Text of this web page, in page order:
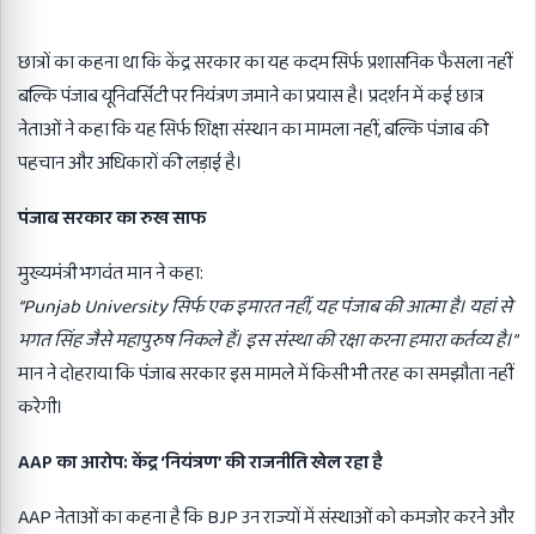
छात्रों का कहना था कि केंद्र सरकार का यह कदम सिर्फ प्रशासनिक फैसला नहीं
बल्कि पंजाब यूनिवर्सिटी पर नियंत्रण जमाने का प्रयास है। प्रदर्शन में कई छात्र
नेताओं ने कहा कि यह सिर्फ शिक्षा संस्थान का मामला नहीं, बल्कि पंजाब की
पहचान और अधिकारों की लड़ाई है।
पंजाब सरकार का रुख साफ
मुख्यमंत्री भगवंत मान ने कहा:
“Punjab Universityसिर्फ एक इमारत नहीं,यह पंजाब की आत्मा है। यहां से
भगत सिंह जैसे महापुरुष निकले हैं। इस संस्था की रक्षा करना हमारा कर्तव्य है।”
मान ने दोहराया कि पंजाब सरकार इस मामले में किसी भी तरह का समझौता नहीं
करेगी।
AAPका आरोप: केंद्र‘नियंत्रण’की राजनीति खेल रहा है
AAP नेताओं का कहना है कि BJP उन राज्यों में संस्थाओं को कमजोर करने और